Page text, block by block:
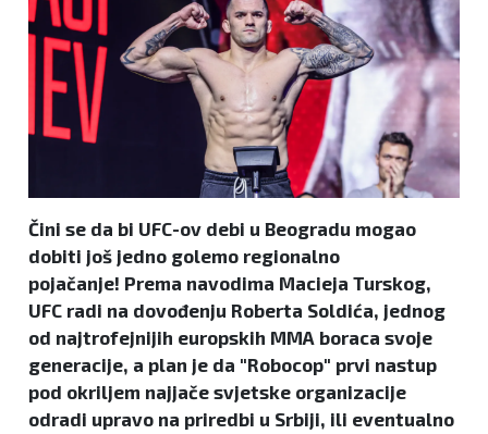
Politika
Zanimljivosti
Čini se da bi UFC-ov debi u Beogradu mogao
dobiti još jedno golemo regionalno
pojačanje! Prema navodima Macieja Turskog,
UFC radi na dovođenju Roberta Soldića, jednog
od najtrofejnijih europskih MMA boraca svoje
generacije, a plan je da "Robocop" prvi nastup
pod okriljem najjače svjetske organizacije
odradi upravo na priredbi u Srbiji, ili eventualno